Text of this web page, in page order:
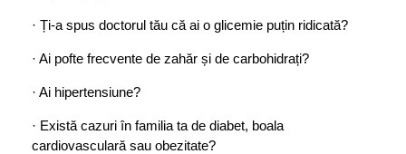
· Ți-a spus doctorul tău că ai o glicemie puțin ridicată?
· Ai pofte frecvente de zahăr și de carbohidrați?
· Ai hipertensiune?
· Există cazuri în familia ta de diabet, boala
cardiovasculară sau obezitate?